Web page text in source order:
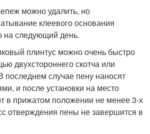
можно удалить, но
клеевого основания
на следующий день.
плинтус можно очень быстро
двухстороннего скотча или
случае пену наносят
и после установки на место
в прижатом положении не менее 3-х
отверждения пены не завершится в